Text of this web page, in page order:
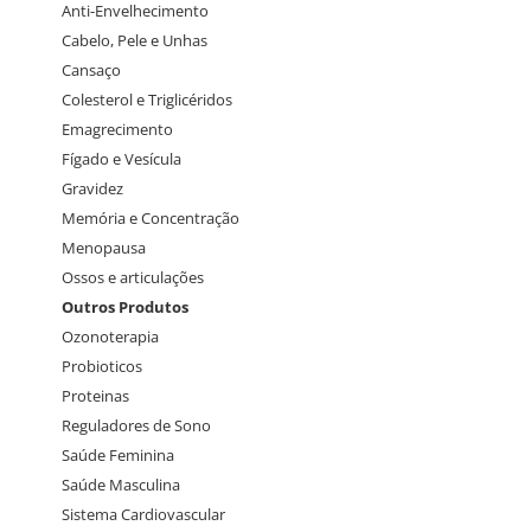
Anti-Envelhecimento
Cabelo, Pele e Unhas
Cansaço
Colesterol e Triglicéridos
Emagrecimento
Fígado e Vesícula
Gravidez
Memória e Concentração
Menopausa
Ossos e articulações
Outros Produtos
Ozonoterapia
Probioticos
Proteinas
Reguladores de Sono
Saúde Feminina
Saúde Masculina
Sistema Cardiovascular